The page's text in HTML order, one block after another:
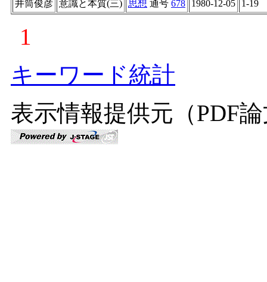
井筒俊彦 意識と本質(三) 思想 通号 678 1980-12-05 1-19
1
キーワード統計
表示情報提供元（PDF